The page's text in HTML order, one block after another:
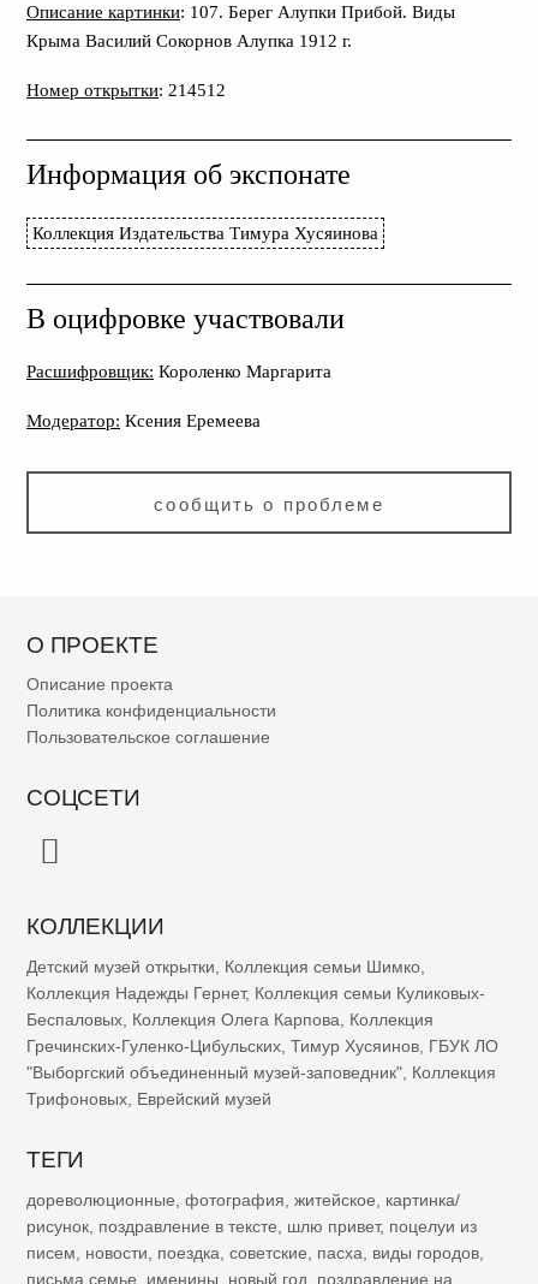
Описание картинки: 107. Берег Алупки Прибой. Виды
Крыма Василий Сокорнов Алупка 1912 г.
Номер открытки: 214512
Информация об экспонате
Коллекция Издательства Тимура Хусяинова
В оцифровке участвовали
Расшифровщик: Короленко Маргарита
Модератор: Ксения Еремеева
сообщить о проблеме
О ПРОЕКТЕ
Описание проекта
Политика конфиденциальности
Пользовательское соглашение
СОЦСЕТИ
КОЛЛЕКЦИИ
Детский музей открытки Коллекция семьи Шимко
Коллекция Надежды Гернет, Коллекция семьи Куликовых-
Беспаловых Коллекция Олега Карпова
Коллекция
Гречинских-Гуленко-Цибульских Тимур Хусяинов ГБУК ЛО
"Выборгский объединенный музей-заповедник" Коллекция
Трифоновых Еврейский музей
ТЕГИ
дореволюционные фотография житейское
картинка/
рисунок поздравление в тексте шлю привет, поцелуи из
писем
новости поездка советские пасха виды городов
письма семье
именины новый год поздравление на